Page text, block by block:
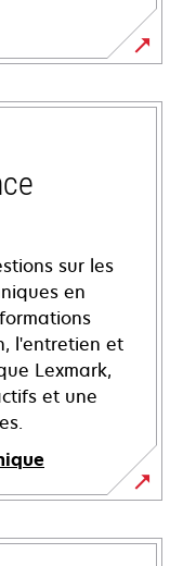
sur les
en
l'entretien et
Lexmark,
et une